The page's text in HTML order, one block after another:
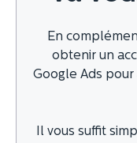
En
obtenir un
Google Ads
Il vous suffit